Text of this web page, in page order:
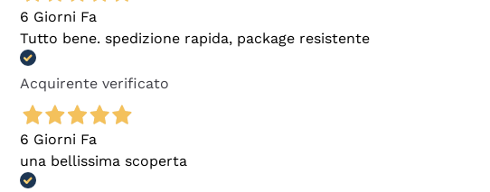
6 Giorni Fa
Tutto bene. spedizione rapida, package resistente
Acquirente verificato
6 Giorni Fa
una bellissima scoperta